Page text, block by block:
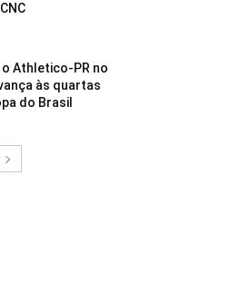
Athletico-PR no
às quartas
do Brasil